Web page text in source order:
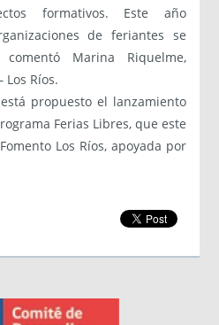
formativos. Este año
de feriantes se
Marina Riquelme,
Los Ríos.
propuesto el lanzamiento
Ferias Libres, que este
Los Ríos, apoyada por